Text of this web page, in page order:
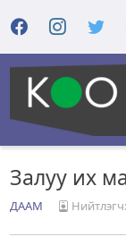
Залуу их
ДААМ Нийтлэгч: